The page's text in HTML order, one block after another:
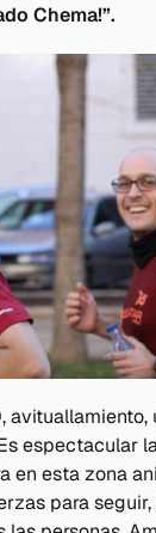
Chema!”.
espectacular
en esta zona
para